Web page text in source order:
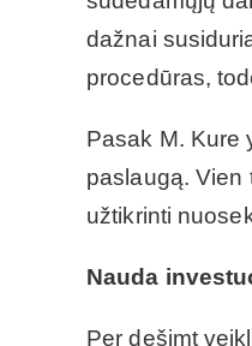
dažnai
procedūras,
Pasak M. Kure
paslaugą. Vien
užtikrinti
Nauda
Per dešimt